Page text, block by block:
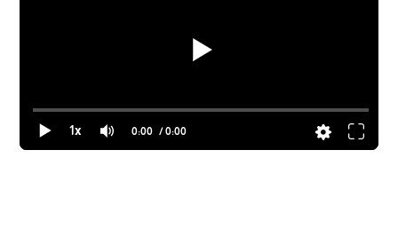
1x 0:00 / 0:00